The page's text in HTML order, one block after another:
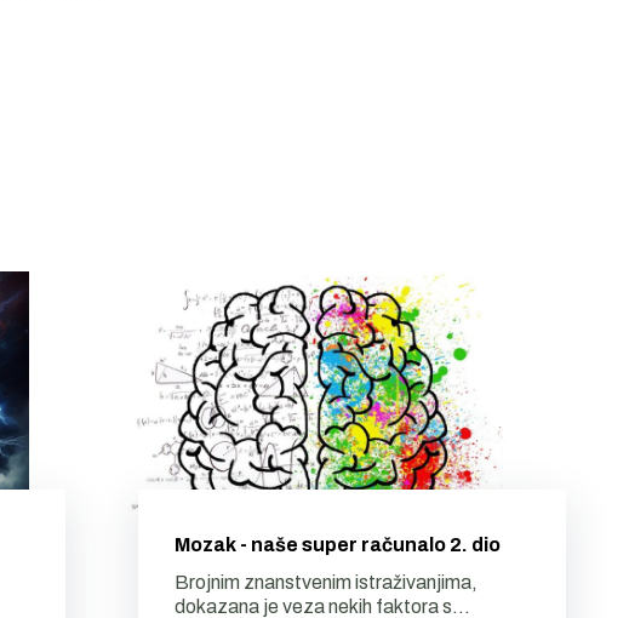
Mozak - naše super računalo 2. dio
Brojnim znanstvenim istraživanjima,
dokazana je veza nekih faktora s...